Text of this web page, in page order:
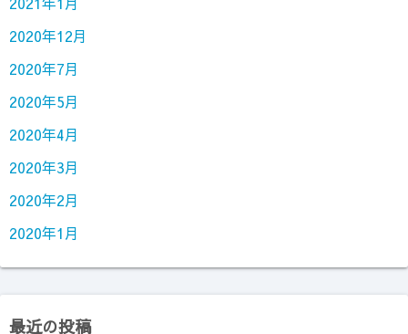
2020年12月
2020年7月
2020年5月
2020年4月
2020年3月
2020年2月
2020年1月
最近の投稿